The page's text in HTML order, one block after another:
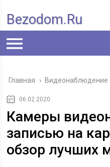
Bezodom.ru
Главная › Видеонаблюдение
06.02.2020
Камеры
записью на
обзор лучших